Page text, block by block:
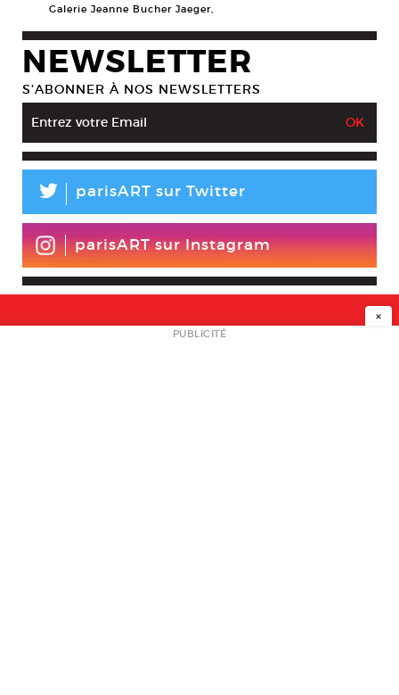
Galerie Jeanne Bucher Jaeger,
NEWSLETTER
S’ABONNER À NOS NEWSLETTERS
L parisART sur Twitter
parisART sur Instagram
NEWSLETTER
×
PUBLICITÉ